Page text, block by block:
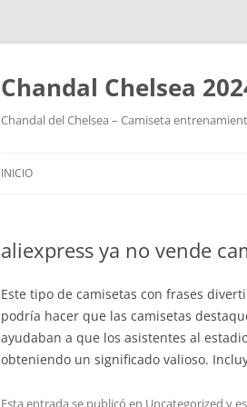
Chandal Chelsea
Chandal del Chelsea – Camiseta
INICIO
aliexpress ya no vende
Este tipo de camisetas con frases
podría hacer que las camisetas
ayudaban a que los asistentes al
obteniendo un significado valioso.
Esta entrada se publicó en Uncategorized y